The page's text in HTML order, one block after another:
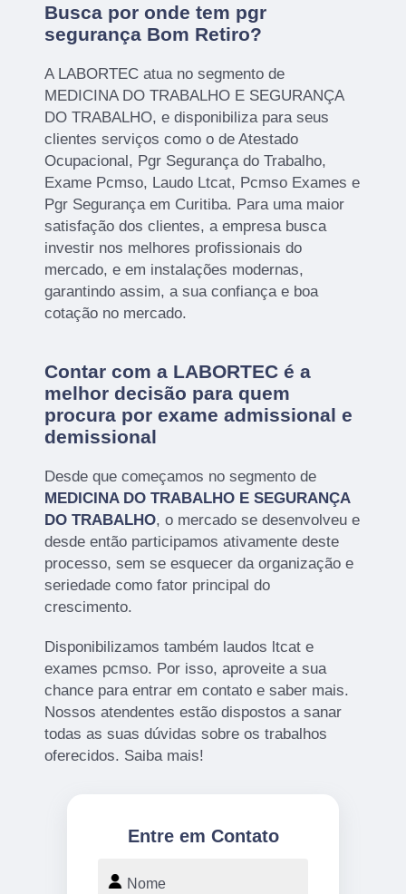
Busca por onde tem pgr
segurança Bom Retiro?
A LABORTEC atua no segmento de
MEDICINA DO TRABALHO E SEGURANÇA
DO TRABALHO, e disponibiliza para seus
clientes serviços como o de Atestado
Ocupacional, Pgr Segurança do Trabalho,
Exame Pcmso, Laudo Ltcat, Pcmso Exames e
Pgr Segurança em Curitiba. Para uma maior
satisfação dos clientes, a empresa busca
investir nos melhores profissionais do
mercado, e em instalações modernas,
garantindo assim, a sua confiança e boa
cotação no mercado.
Contar com a LABORTEC é a
melhor decisão para quem
procura por exame admissional e
demissional
Desde que começamos no segmento de
MEDICINA DO TRABALHO E SEGURANÇA
DO TRABALHO, o mercado se desenvolveu e
desde então participamos ativamente deste
processo, sem se esquecer da organização e
seriedade como fator principal do
crescimento.
Disponibilizamos também laudos ltcat e
exames pcmso. Por isso, aproveite a sua
chance para entrar em contato e saber mais.
Nossos atendentes estão dispostos a sanar
todas as suas dúvidas sobre os trabalhos
oferecidos. Saiba mais!
Entre em Contato